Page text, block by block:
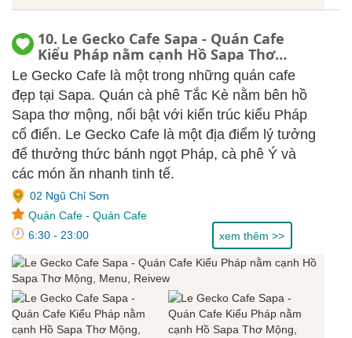
10. Le Gecko Cafe Sapa - Quán Cafe
Kiểu Pháp nằm cạnh Hồ Sapa Thơ
Mộng, Menu, Reivew
Le Gecko Cafe là một trong những quán cafe
đẹp tại Sapa. Quán cà phê Tắc Kè nằm bên hồ
Sapa thơ mộng, nổi bật với kiến trúc kiểu Pháp
cổ điển. Le Gecko Cafe là một địa điểm lý tưởng
để thưởng thức bánh ngọt Pháp, cà phê Ý và
các món ăn nhanh tinh tế.
02 Ngũ Chỉ Sơn
Quán Cafe - Quán Cafe
6:30 - 23:00
xem thêm >>